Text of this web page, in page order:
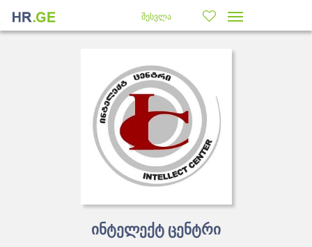
შესვლა
ინტელექტ ცენტრი